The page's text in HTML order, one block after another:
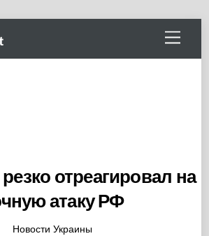
Menu
отреагировал на
атаку РФ
Новости Украины